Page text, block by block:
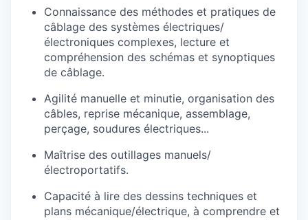
Connaissance des méthodes et pratiques de
câblage des systèmes électriques/
électroniques complexes, lecture et
compréhension des schémas et synoptiques
de câblage.
Agilité manuelle et minutie, organisation des
câbles, reprise mécanique, assemblage,
perçage, soudures électriques...
Maîtrise des outillages manuels/
électroportatifs.
Capacité à lire des dessins techniques et
plans mécanique/électrique, à comprendre et